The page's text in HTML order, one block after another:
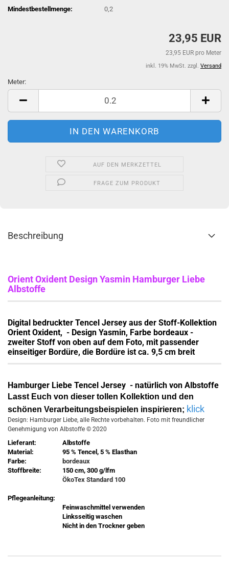
Mindestbestellmenge:
0,2
23,95 EUR
23,95 EUR pro Meter
inkl. 19% MwSt. zzgl. Versand
Meter:
Meter
AUF DEN MERKZETTEL
FRAGE ZUM PRODUKT
Beschreibung
Orient Oxident Design Yasmin Hamburger Liebe
Albstoffe
Digital bedruckter Tencel Jersey aus der Stoff-Kollektion
Orient Oxident, - Design Yasmin, Farbe bordeaux -
zweiter Stoff von oben auf dem Foto, mit passender
einseitiger Bordüre, die Bordüre ist ca. 9,5 cm breit
Hamburger Liebe Tencel Jersey - natürlich von Albstoffe
Lasst Euch von dieser tollen Kollektion und den
schönen Verarbeitungsbeispielen inspirieren; klick
Design: Hamburger Liebe, alle Rechte vorbehalten. Foto mit freundlicher
Genehmigung von Albstoffe © 2020
Lieferant:
Albstoffe
Material:
95 % Tencel, 5 % Elasthan
Farbe:
bordeaux
Stoffbreite:
150 cm, 300 g/lfm
ÖkoTex Standard 100
Pflegeanleitung:
Feinwaschmittel verwenden
Linksseitig waschen
Nicht in den Trockner geben